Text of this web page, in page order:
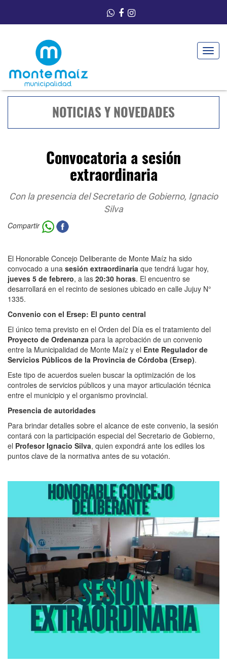
Toggle
NOTICIAS Y NOVEDADES
Convocatoria a sesión
extraordinaria
Con la presencia del Secretario de Gobierno, Ignacio
Silva
Compartir
El Honorable Concejo Deliberante de Monte Maíz ha sido
convocado a una sesión extraordinaria que tendrá lugar hoy,
jueves 5 de febrero, a las 20:30 horas. El encuentro se
desarrollará en el recinto de sesiones ubicado en calle Jujuy N°
1335.
Convenio con el Ersep: El punto central
El único tema previsto en el Orden del Día es el tratamiento del
Proyecto de Ordenanza para la aprobación de un convenio
entre la Municipalidad de Monte Maíz y el Ente Regulador de
Servicios Públicos de la Provincia de Córdoba (Ersep).
Este tipo de acuerdos suelen buscar la optimización de los
controles de servicios públicos y una mayor articulación técnica
entre el municipio y el organismo provincial.
Presencia de autoridades
Para brindar detalles sobre el alcance de este convenio, la sesión
contará con la participación especial del Secretario de Gobierno,
el Profesor Ignacio Silva, quien expondrá ante los ediles los
puntos clave de la normativa antes de su votación.